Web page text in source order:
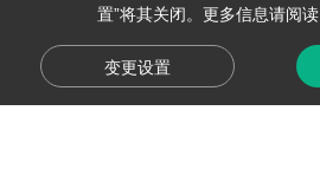
置”将其关闭。更多信息请阅读
变更设置